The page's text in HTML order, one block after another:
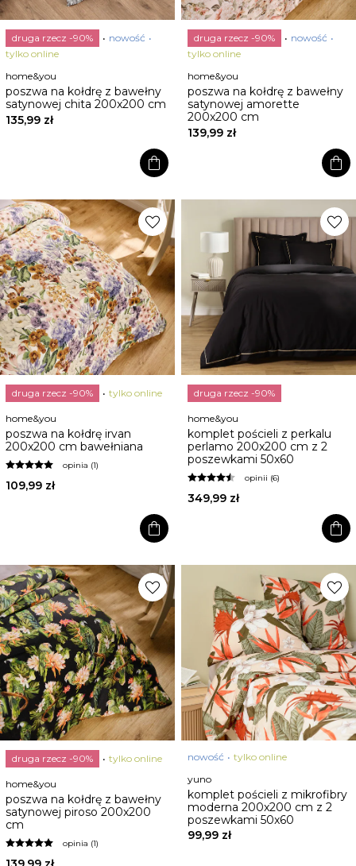
druga rzecz -90%
nowość
tylko online
home&you
poszwa na kołdrę z bawełny
satynowej chita 200x200 cm
135,99 zł
shopping_bag
druga rzecz -90%
nowość
tylko online
home&you
poszwa na kołdrę z bawełny
satynowej amorette
200x200 cm
139,99 zł
shopping_bag
favorite
druga rzecz -90% tylko online
home&you
poszwa na kołdrę irvan
200x200 cm bawełniana
opinia (1)
109,99 zł
shopping_bag
favorite
druga rzecz -90%
home&you
komplet pościeli z perkalu
perlamo 200x200 cm z 2
poszewkami 50x60
opinii (6)
349,99 zł
shopping_bag
favorite
druga rzecz -90% tylko online
home&you
poszwa na kołdrę z bawełny
satynowej piroso 200x200
cm
opinia (1)
favorite
nowość
tylko online
yuno
komplet pościeli z mikrofibry
moderna 200x200 cm z 2
poszewkami 50x60
99,99 zł